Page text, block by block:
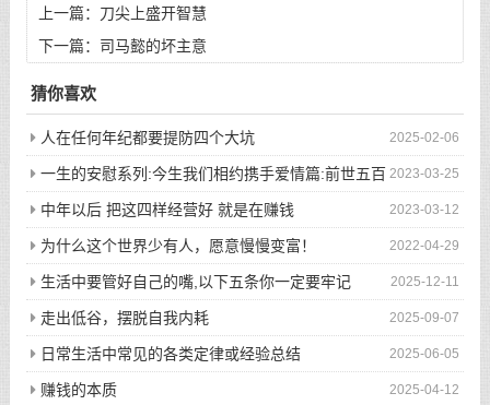
上一篇： 刀尖上盛开智慧
下一篇： 司马懿的坏主意
猜你喜欢
2025-02-06
人在任何年纪都要提防四个大坑
2023-03-25
一生的安慰系列:今生我们相约携手爱情篇:前世五百
次的回眸才换来今生的相遇
2023-03-12
中年以后 把这四样经营好 就是在赚钱
2022-04-29
为什么这个世界少有人，愿意慢慢变富！
2025-12-11
生活中要管好自己的嘴,以下五条你一定要牢记
2025-09-07
走出低谷，摆脱自我内耗
2025-06-05
日常生活中常见的各类定律或经验总结
2025-04-12
赚钱的本质